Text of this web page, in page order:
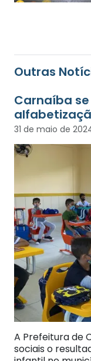
Outras
Carnaíba
31 de maio de
A Prefeitura de
sociais o